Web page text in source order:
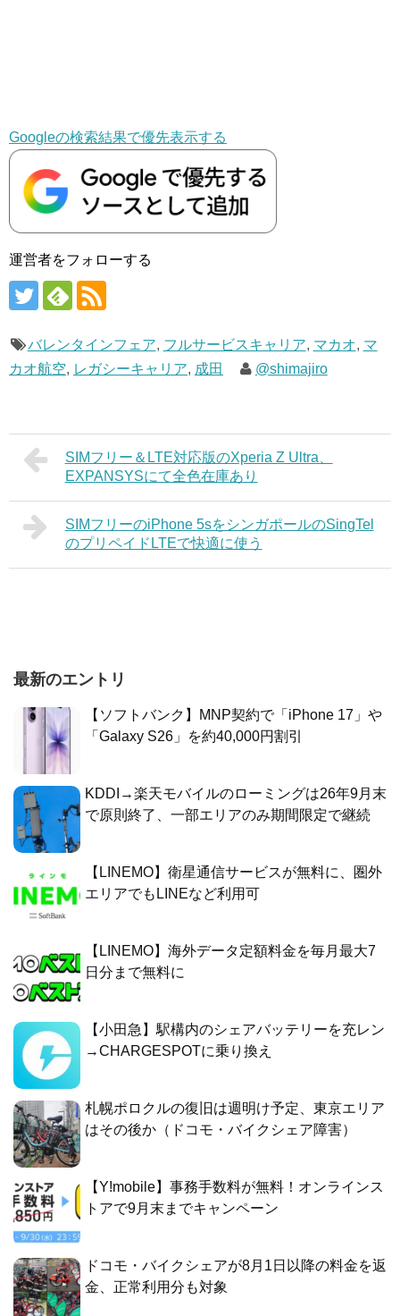
Googleの検索結果で優先表示する
運営者をフォローする
バレンタインフェア, フルサービスキャリア, マカオ, マ
カオ航空, レガシーキャリア, 成田 @shimajiro
SIMフリー＆LTE対応版のXperia Z Ultra、
EXPANSYSにて全色在庫あり
SIMフリーのiPhone 5sをシンガポールのSingTel
のプリペイドLTEで快適に使う
最新のエントリ
【ソフトバンク】MNP契約で「iPhone 17」や
「Galaxy S26」を約40,000円割引
KDDI→楽天モバイルのローミングは26年9月末
で原則終了、一部エリアのみ期間限定で継続
【LINEMO】衛星通信サービスが無料に、圏外
エリアでもLINEなど利用可
【LINEMO】海外データ定額料金を毎月最大7
日分まで無料に
【小田急】駅構内のシェアバッテリーを充レン
→CHARGESPOTに乗り換え
札幌ポロクルの復旧は週明け予定、東京エリア
はその後か（ドコモ・バイクシェア障害）
【Y!mobile】事務手数料が無料！オンラインス
トアで9月末までキャンペーン
ドコモ・バイクシェアが8月1日以降の料金を返
金、正常利用分も対象